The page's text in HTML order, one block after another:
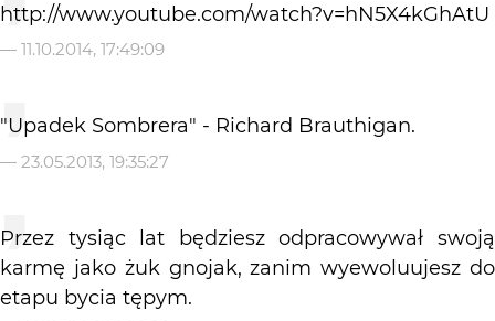
http://www.youtube.com/watch?v=hN5X4kGhAtU
— 11.10.2014, 17:49:09
"Upadek Sombrera" - Richard Brauthigan.
— 23.05.2013, 19:35:27
Przez tysiąc lat będziesz odpracowywał swoją
karmę jako żuk gnojak, zanim wyewoluujesz do
etapu bycia tępym.